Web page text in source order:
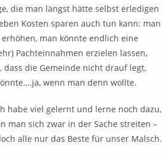
die man längst hätte selbst erledigen
Kosten sparen auch tun kann: man
man könnte endlich eine
Pachteinnahmen erzielen lassen,
dass die Gemeinde nicht drauf legt,
wenn man denn wollte.
habe viel gelernt und lerne noch dazu,
man sich zwar in der Sache streiten –
alle nur das Beste für unser Malsch.